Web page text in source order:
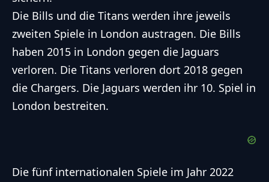
Die Bills und die Titans werden ihre jeweils
zweiten Spiele in London austragen. Die Bills
haben 2015 in London gegen die Jaguars
verloren. Die Titans verloren dort 2018 gegen
die Chargers. Die Jaguars werden ihr 10. Spiel in
London bestreiten.
Die fünf internationalen Spiele im Jahr 2022